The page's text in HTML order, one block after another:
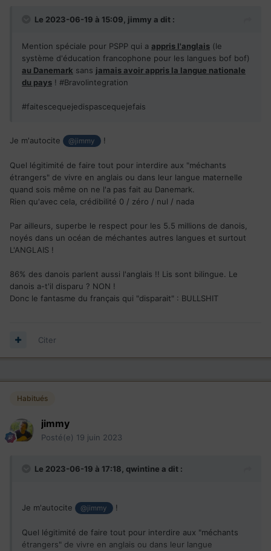
Le 2023-06-19 à 15:09, jimmy a dit :
Mention spéciale pour PSPP qui a appris l'anglais (le
système d'éducation francophone pour les langues bof bof)
au Danemark sans jamais avoir appris la langue nationale
du pays ! #Bravolintegration
#faitescequejedispascequejefais
Je m'autocite @jimmy !
Quel légitimité de faire tout pour interdire aux "méchants
étrangers" de vivre en anglais ou dans leur langue maternelle
quand sois même on ne l'a pas fait au Danemark.
Rien qu'avec cela, crédibilité 0 / zéro / nul / nada
Par ailleurs, superbe le respect pour les 5.5 millions de danois,
noyés dans un océan de méchantes autres langues et surtout
L'ANGLAIS !
86% des danois parlent aussi l'anglais !! Lis sont bilingue. Le
danois a-t'il disparu ? NON !
Donc le fantasme du français qui "disparait" : BULLSHIT
Citer
Habitués
jimmy
Posté(e) 19 juin 2023
Le 2023-06-19 à 17:18, qwintine a dit :
Je m'autocite @jimmy !
Quel légitimité de faire tout pour interdire aux "méchants
étrangers" de vivre en anglais ou dans leur langue